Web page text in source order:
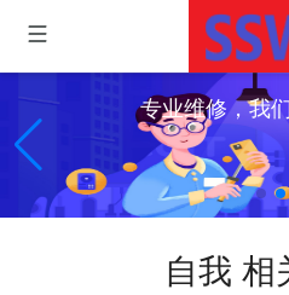
专业维修，我
自我 相